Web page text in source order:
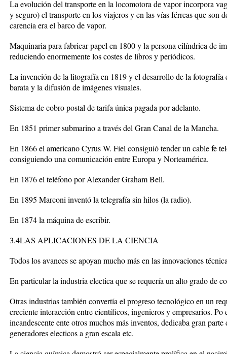
La evolución del transporte en la locomotora de vapor incorpora
y seguro) el transporte en los viajeros y en las vías férreas que son
carencia era el barco de vapor.
Maquinaria para fabricar papel en 1800 y la persona cilíndrica de
reduciendo enormemente los costes de libros y periódicos.
La invención de la litografía en 1819 y el desarrollo de la
barata y la difusión de imágenes visuales.
Sistema de cobro postal de tarifa única pagada por adelanto.
En 1851 primer submarino a través del Gran Canal de la Mancha.
En 1866 el americano Cyrus W. Fiel consiguió tender un cable fe
consiguiendo una comunicación entre Europa y Norteamérica.
En 1876 el teléfono por Alexander Graham Bell.
En 1895 Marconi inventó la telegrafía sin hilos (la radio).
En 1874 la máquina de escribir.
3.4LAS APLICACIONES DE LA CIENCIA
Todos los avances se apoyan mucho más en las innovaciones
En particular la industria electica que se requería un alto grado de
Otras industrias también convertía el progreso tecnológico en un
creciente interacción entre científicos, ingenieros y empresarios.
incandescente ente otros muchos más inventos, dedicaba gran
generadores electicos a gran escala etc.